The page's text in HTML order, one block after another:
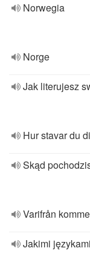
Norwegia
Norge
Jak literujesz
Hur stavar du
Skąd
Varifrån
Jakimi